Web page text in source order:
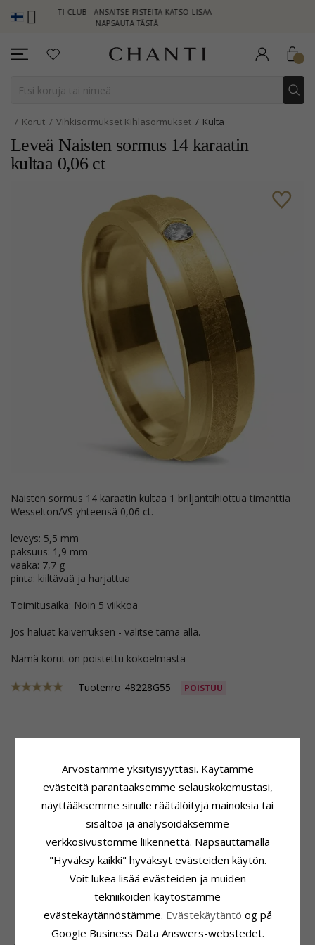
CLUB - ANSAITSE PISTEITÄ KATSO LISÄÄ -
NAPSAUTA TÄSTÄ
Korut Vihkisormukset Kihlasormukset Kulta
Leveä Naisten sormus 14 karaatin
kultaa 0,06 ct
Naisten sormus 14 karaatin kultaa 1 briljanttihiottua timanttia
Wesselton/VS yhteensä 0,06 ct.
leveys: 5,5 mm
paksuus: 1,9 mm
vaaka: 7,7 g
pinta: kiiltävää ja harjattua
Toimitusaika: Noin 5 viikkoa
Jos haluat kaiverruksen - valitse tämä alla.
Nämä korut on poistettu kokoelmasta
Tuotenro 48228G55 POISTUU
ADJEKTIIVIT:
Leveä
Naisten Sormus
Karaatin: 14
Jalometalli:Kultaa
Kiiltävää Ja Harjattua
Lukumäärä: 1
Hionta:
Briljanttihiottu
Kivi: Timantti
Timantin Väri: Wesselton
Timantin Kirkkaus:
Karaatti:
Sormuspohja
5,5 mm
1,9 mm
Toimitusaika:Noin 5 Viikkoa
Arvostamme yksityisyyttäsi. Käytämme
evästeitä parantaaksemme selauskokemustasi,
näyttääksemme sinulle räätälöityjä mainoksia tai
sisältöä ja analysoidaksemme
verkkosivustomme liikennettä. Napsauttamalla
"Hyväksy kaikki" hyväksyt evästeiden käytön.
Voit lukea lisää evästeiden ja muiden
tekniikoiden käytöstämme
evästekäytännöstämme. Evästekäytäntö og på
Google Business Data Answers-webstedet.